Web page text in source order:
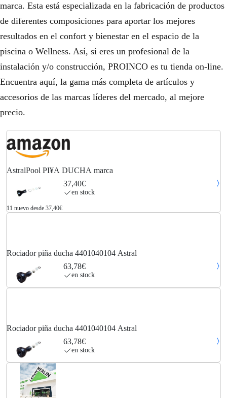
marca. Esta está especializada en la fabricación de productos
de diferentes composiciones para aportar los mejores
resultados en el confort y bienestar en el espacio de la
piscina o Wellness. Así, si eres un profesional de la
instalación y/o construcción, PROINCO es tu tienda on-line.
Encuentra aquí, la gama más completa de artículos y
accesorios de las marcas líderes del mercado, al mejore
precio.
AstralPool PI¥A DUCHA marca
37,40€
en stock
11 nuevo desde 37,40€
Rociador piña ducha 4401040104 Astral
63,78€
en stock
Rociador piña ducha 4401040104 Astral
63,78€
en stock